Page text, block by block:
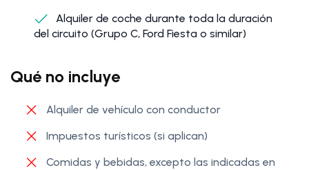
Alquiler de coche durante toda la duración
del circuito (Grupo C, Ford Fiesta o similar)
Qué no incluye
Alquiler de vehículo con conductor
Impuestos turísticos (si aplican)
Comidas y bebidas, excepto las indicadas en